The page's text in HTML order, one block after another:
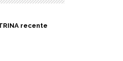
recente